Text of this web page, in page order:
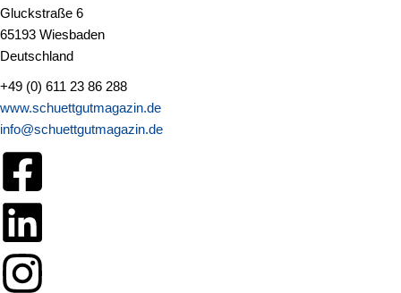
Gluckstraße 6
65193 Wiesbaden
Deutschland
+49 (0) 611 23 86 288
www.schuettgutmagazin.de
info@schuettgutmagazin.de